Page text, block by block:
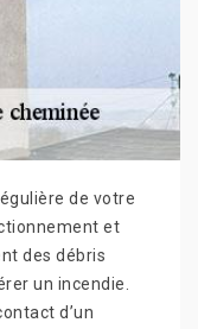
de votre
et
des débris
un incendie.
d’un